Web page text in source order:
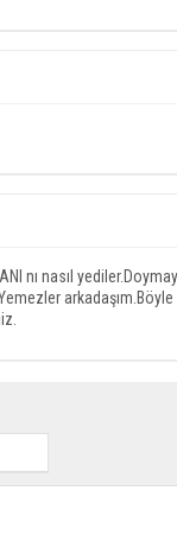
nı nasıl